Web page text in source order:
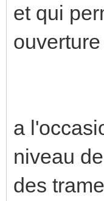
et qui
a
niveau
des